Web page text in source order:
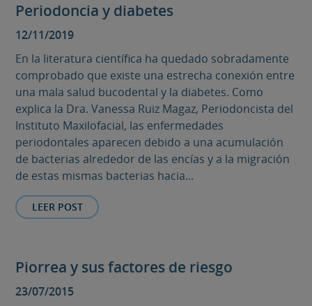
Periodoncia y diabetes
12/11/2019
En la literatura científica ha quedado sobradamente
comprobado que existe una estrecha conexión entre
una mala salud bucodental y la diabetes. Como
explica la Dra. Vanessa Ruiz Magaz, Periodoncista del
Instituto Maxilofacial, las enfermedades
periodontales aparecen debido a una acumulación
de bacterias alrededor de las encías y a la migración
de estas mismas bacterias hacia...
LEER POST
Piorrea y sus factores de riesgo
23/07/2015